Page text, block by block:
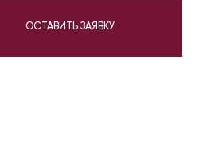
ОСТАВИТЬ ЗАЯВКУ